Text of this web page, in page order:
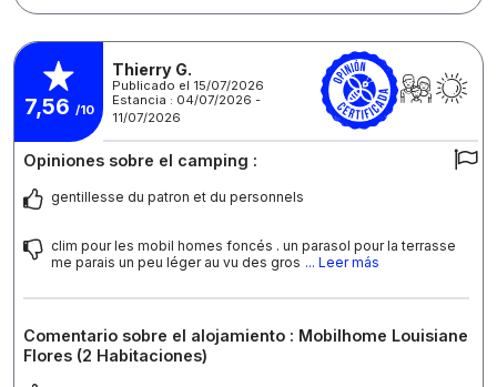
7,56 /10
Thierry G.
Publicado el 15/07/2026
Estancia : 04/07/2026 -
11/07/2026
Opiniones sobre el camping :
gentillesse du patron et du personnels
clim pour les mobil homes foncés . un parasol pour la terrasse
me parais un peu léger au vu des gros ... Leer más
Comentario sobre el alojamiento : Mobilhome Louisiane
Flores (2 Habitaciones)